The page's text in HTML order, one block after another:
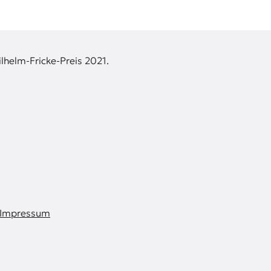
Fricke-Preis 2021.
Impressum